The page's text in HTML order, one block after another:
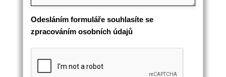
Odesláním formuláře souhlasíte se
zpracováním osobních údajů